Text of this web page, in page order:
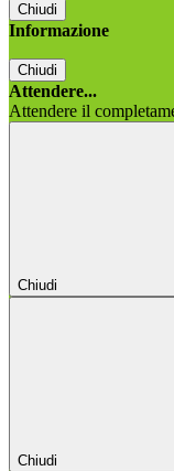
Chiudi
Informazione
Chiudi
Attendere...
Attendere il
Chiudi
Chiudi